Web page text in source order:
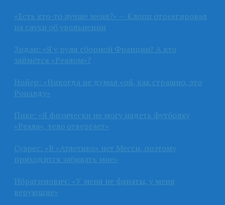
«Есть кто-то лучше меня?» — Клопп отреагировал
на слухи об увольнении
Зидан: «Я у руля сборной Франции? А кто
займётся «Реалом»?
Нойер: «Никогда не думал «ой, как страшно, это
Роналду»
Пике: «Я физически не могу надеть футболку
«Реала», тело отвергает»
Суарес: «В «Атлетико» нет Месси, поэтому
приходится забивать мне»
Ибрагимович: «У меня не фанаты, у меня
верующие»